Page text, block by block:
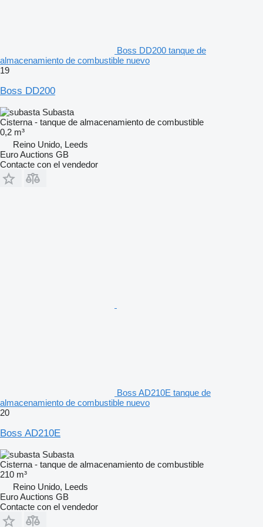
Boss DD200 tanque de
almacenamiento de combustible nuevo
19
Boss DD200
Subasta
Cisterna - tanque de almacenamiento de combustible
0,2 m³
Reino Unido, Leeds
Euro Auctions GB
Contacte con el vendedor
Boss AD210E tanque de
almacenamiento de combustible nuevo
20
Boss AD210E
Subasta
Cisterna - tanque de almacenamiento de combustible
210 m³
Reino Unido, Leeds
Euro Auctions GB
Contacte con el vendedor